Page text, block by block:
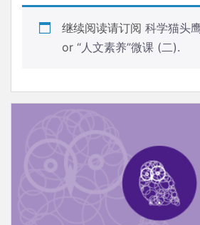
继续阅读请订阅 科学猫头
or “人文素养”微课 (二).